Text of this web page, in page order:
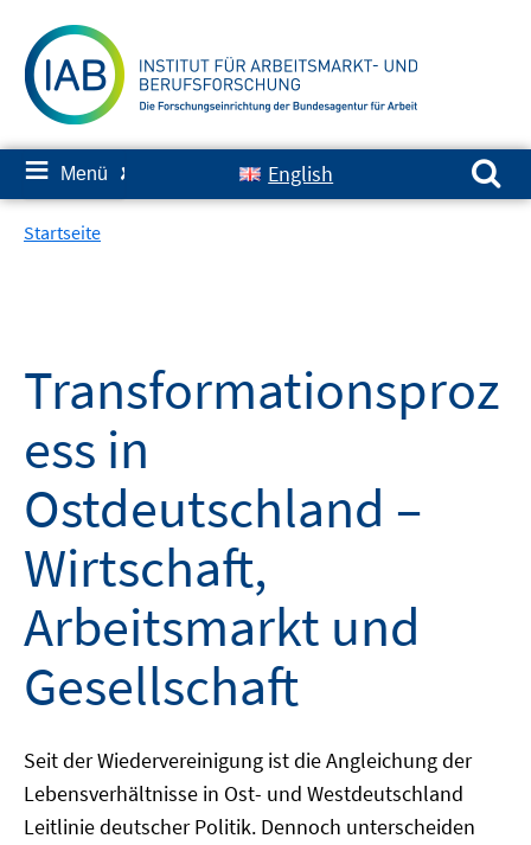
zum
Inhalt
≡ Menü ✘ English
Suchen nach:
Startseite
Transformationsproz
ess in
Ostdeutschland –
Wirtschaft,
Arbeitsmarkt und
Gesellschaft
Seit der Wiedervereinigung ist die Angleichung der
Lebensverhältnisse in Ost- und Westdeutschland
Leitlinie deutscher Politik. Dennoch unterscheiden